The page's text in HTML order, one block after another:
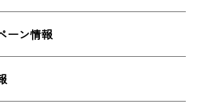
ーン情報